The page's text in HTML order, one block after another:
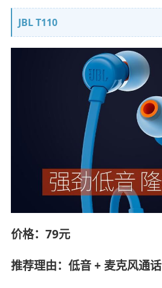
JBL T110
价格：79元
推荐理由：低音 + 麦克风通话